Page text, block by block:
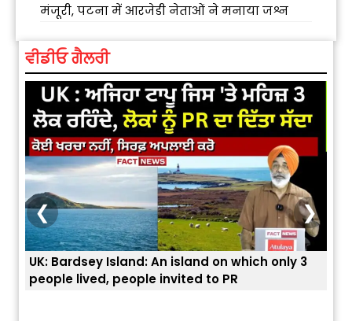
मंजूरी, पटना में आरजेडी नेताओं ने मनाया जश्न
ਵੀਡੀਓ ਗੈਲਰੀ
UK: Bardsey Island: An island on which only 3
people lived, people invited to PR
❮ ❯